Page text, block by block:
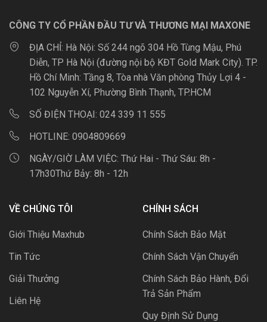
CÔNG TY CỔ PHẦN ĐẦU TƯ VÀ THƯƠNG MẠI MAXONE
ĐỊA CHỈ: Hà Nội: Số 244 ngõ 304 Hồ Tùng Mậu, Phú
Diễn, TP Hà Nội (đường nội bộ KĐT Gold Mark City). TP.
Hồ Chí Minh: Tầng 8, Tòa nhà Văn phòng Thủy Lợi 4 -
102 Nguyễn Xí, Phường Bình Thạnh, TP.HCM
SỐ ĐIỆN THOẠI: 024 339 11 555
HOTLINE: 0904809669
NGÀY/GIỜ LÀM VIỆC: Thứ Hai - Thứ Sáu: 8h -
17h30Thứ Bảy: 8h - 12h
VỀ CHÚNG TÔI
Giới Thiệu Maxhub
Tin Tức
Giải Thưởng
Liên Hệ
CHÍNH SÁCH
Chính Sách Bảo Mật
Chính Sách Vận Chuyển
Chính Sách Bảo Hành, Đổi
Trả Sản Phẩm
Quy Định Sử Dụng